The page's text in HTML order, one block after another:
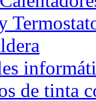
de tinta